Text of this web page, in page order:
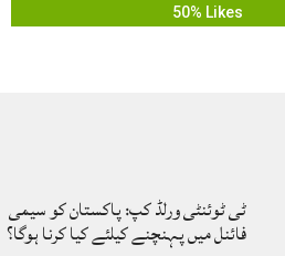
50% Likes
ٹی ٹوئنٹی ورلڈ کپ: پاکستان کو سیمی
فائنل میں پہنچنے کیلئے کیا کرنا ہوگا؟